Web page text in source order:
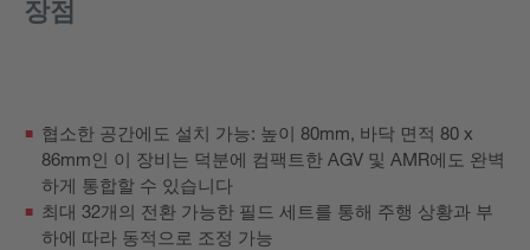
장점
협소한 공간에도 설치 가능: 높이 80mm, 바닥 면적 80 x
86mm인 이 장비는 덕분에 컴팩트한 AGV 및 AMR에도 완벽
하게 통합할 수 있습니다
최대 32개의 전환 가능한 필드 세트를 통해 주행 상황과 부
하에 따라 동적으로 조정 가능